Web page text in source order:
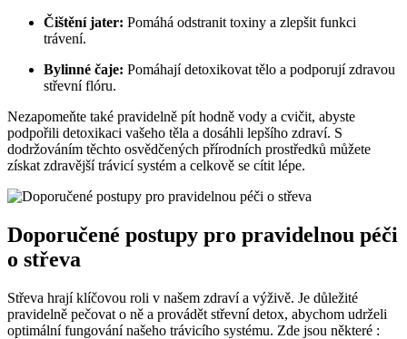
Čištění jater: Pomáhá odstranit toxiny a zlepšit funkci
trávení.
Bylinné čaje: Pomáhají detoxikovat tělo a podporují zdravou
střevní flóru.
Nezapomeňte také pravidelně pít hodně vody a cvičit, abyste
podpořili detoxikaci vašeho těla a dosáhli lepšího zdraví. S
dodržováním těchto osvědčených přírodních prostředků můžete
získat zdravější trávicí systém a celkově se cítit lépe.
Doporučené postupy pro pravidelnou péči
o střeva
Střeva hrají klíčovou roli v našem zdraví a výživě. Je důležité
pravidelně pečovat o ně a provádět střevní detox, abychom udrželi
optimální fungování našeho trávicího systému. Zde jsou některé :